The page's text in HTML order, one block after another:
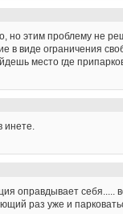
но этим проблему не
в виде ограничения
место где
инете.
оправдывает себя.....
раз уже и